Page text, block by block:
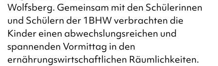
Wolfsberg. Gemeinsam mit den Schülerinnen
und Schülern der 1BHW verbrachten die
Kinder einen abwechslungsreichen und
spannenden Vormittag in den
ernährungswirtschaftlichen Räumlichkeiten.